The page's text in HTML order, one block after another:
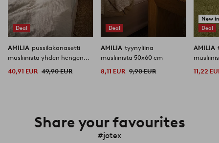
Deal
AMILIA pussilakanasetti
musliinista yhden hengen
40,91 EUR 49,90 EUR
Deal
AMILIA tyynyliina
musliinista 50x60 cm
8,11 EUR 9,90 EUR
New
Deal
AMILIA
11,22
Share your favourites
#jotex